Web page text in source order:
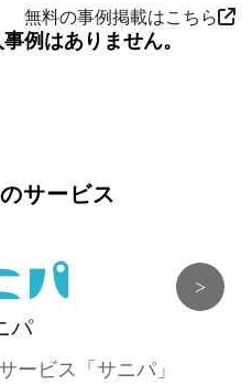
無料の事例掲載はこちら
例はありません。
サービス
パ
ービス「サニパ」
>